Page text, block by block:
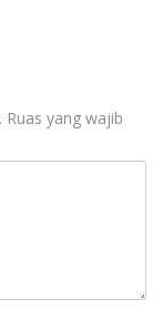
Ruas yang wajib